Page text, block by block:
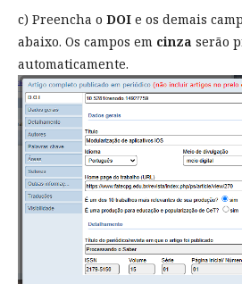
c) Preencha o DOI e os demais
abaixo. Os campos em cinza serão
automaticamente.